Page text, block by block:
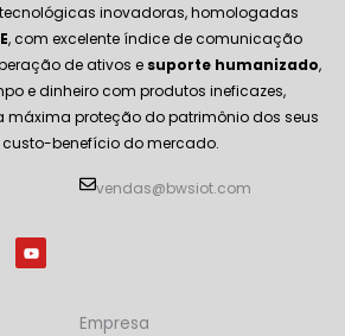
inovadoras, homologadas
, com excelente índice de comunicação
de ativos e suporte humanizado,
e dinheiro com produtos ineficazes,
máxima proteção do patrimônio dos seus
benefício do mercado.
vendas@bwsiot.com
Y
o
u
Empresa